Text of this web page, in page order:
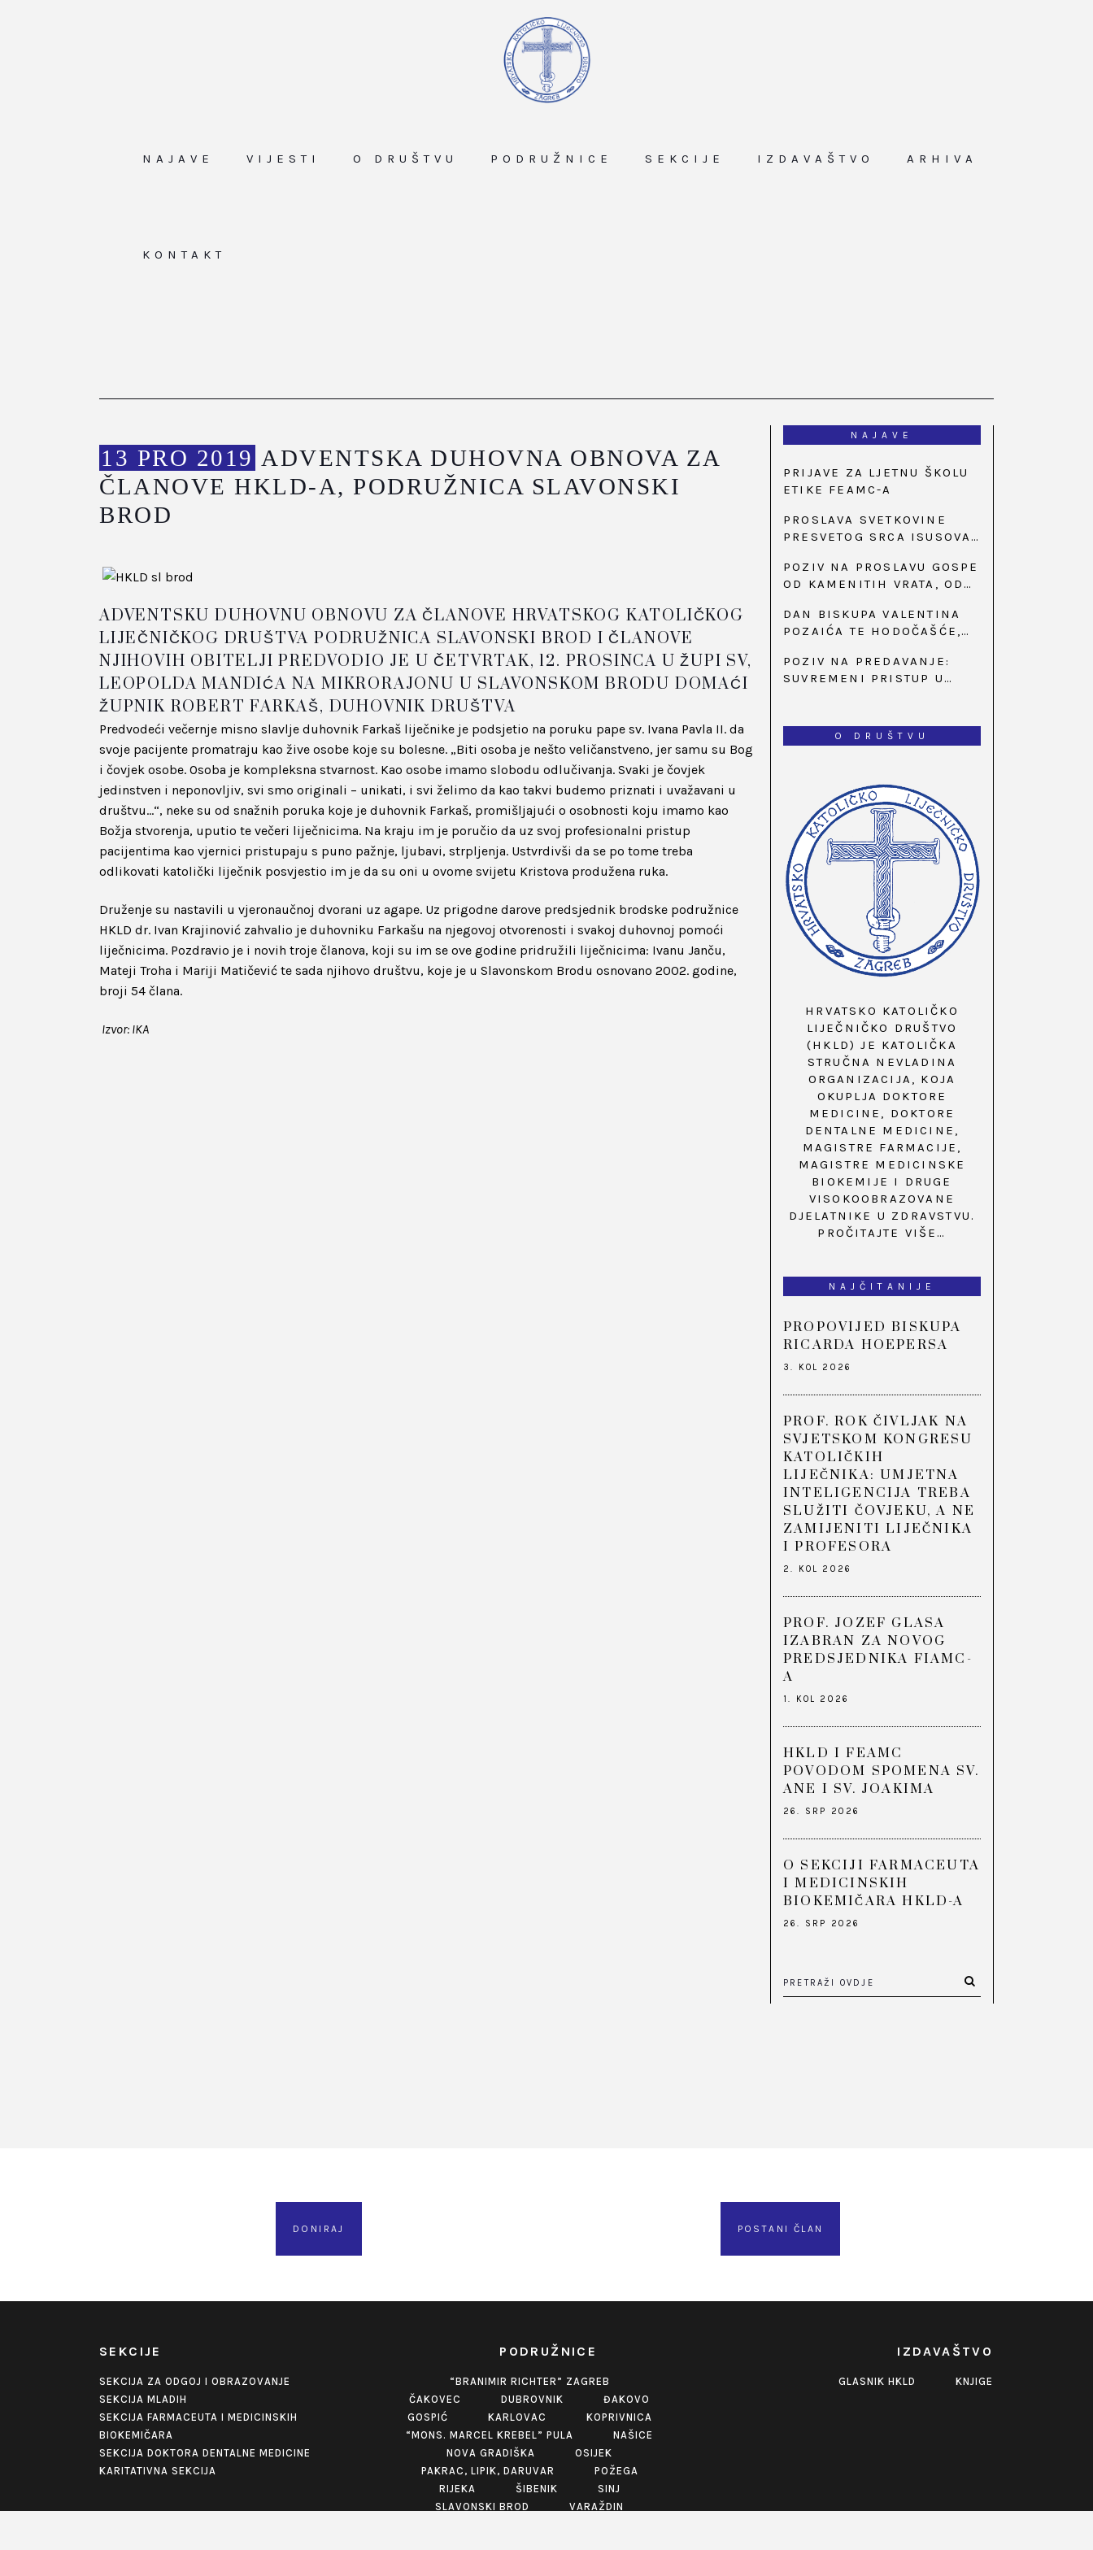
NAJAVE VIJESTI O DRUŠTVU PODRUŽNICE SEKCIJE IZDAVAŠTVO ARHIVA
KONTAKT
13 PRO 2019 ADVENTSKA DUHOVNA OBNOVA ZA
ČLANOVE HKLD-A, PODRUŽNICA SLAVONSKI
BROD
ADVENTSKU DUHOVNU OBNOVU ZA ČLANOVE HRVATSKOG KATOLIČKOG
LIJEČNIČKOG DRUŠTVA PODRUŽNICA SLAVONSKI BROD I ČLANOVE
NJIHOVIH OBITELJI PREDVODIO JE U ČETVRTAK, 12. PROSINCA U ŽUPI SV,
LEOPOLDA MANDIĆA NA MIKRORAJONU U SLAVONSKOM BRODU DOMAĆI
ŽUPNIK ROBERT FARKAŠ, DUHOVNIK DRUŠTVA
Predvodeći večernje misno slavlje duhovnik Farkaš liječnike je podsjetio na poruku pape sv. Ivana Pavla II. da
svoje pacijente promatraju kao žive osobe koje su bolesne. „Biti osoba je nešto veličanstveno, jer samu su Bog
i čovjek osobe. Osoba je kompleksna stvarnost. Kao osobe imamo slobodu odlučivanja. Svaki je čovjek
jedinstven i neponovljiv, svi smo originali – unikati, i svi želimo da kao takvi budemo priznati i uvažavani u
društvu…“, neke su od snažnih poruka koje je duhovnik Farkaš, promišljajući o osobnosti koju imamo kao
Božja stvorenja, uputio te večeri liječnicima. Na kraju im je poručio da uz svoj profesionalni pristup
pacijentima kao vjernici pristupaju s puno pažnje, ljubavi, strpljenja. Ustvrdivši da se po tome treba
odlikovati katolički liječnik posvjestio im je da su oni u ovome svijetu Kristova produžena ruka.
Druženje su nastavili u vjeronaučnoj dvorani uz agape. Uz prigodne darove predsjednik brodske podružnice
HKLD dr. Ivan Krajinović zahvalio je duhovniku Farkašu na njegovoj otvorenosti i svakoj duhovnoj pomoći
liječnicima. Pozdravio je i novih troje članova, koji su im se ove godine pridružili liječnicima: Ivanu Janču,
Mateji Troha i Mariji Matičević te sada njihovo društvu, koje je u Slavonskom Brodu osnovano 2002. godine,
broji 54 člana.
Izvor: IKA
NAJAVE
PRIJAVE ZA LJETNU ŠKOLU
ETIKE FEAMC-A
PROSLAVA SVETKOVINE
PRESVETOG SRCA ISUSOVA
PALMOTIĆEVOJ
POZIV NA PROSLAVU GOSPE
OD KAMENITIH VRATA, OD
DAN BISKUPA VALENTINA
POZAIĆA TE HODOČAŠĆE,
OBLJETNICA OSNIVANJA
HKLD-A, U MARIJI BISTRICI,
POZIV NA PREDAVANJE:
SUVREMENI PRISTUP U
O DRUŠTVU
HRVATSKO KATOLIČKO
LIJEČNIČKO DRUŠTVO
(HKLD) JE KATOLIČKA
STRUČNA NEVLADINA
ORGANIZACIJA, KOJA
OKUPLJA DOKTORE
MEDICINE, DOKTORE
DENTALNE MEDICINE,
MAGISTRE FARMACIJE,
MAGISTRE MEDICINSKE
BIOKEMIJE I DRUGE
VISOKOOBRAZOVANE
DJELATNIKE U ZDRAVSTVU.
PROČITAJTE VIŠE…
NAJČITANIJE
PROPOVIJED BISKUPA
RICARDA HOEPERSA
3. KOL 2026
PROF. ROK ČIVLJAK NA
SVJETSKOM KONGRESU
KATOLIČKIH
LIJEČNIKA: UMJETNA
INTELIGENCIJA TREBA
SLUŽITI ČOVJEKU, A NE
ZAMIJENITI LIJEČNIKA
I PROFESORA
2. KOL 2026
PROF. JOZEF GLASA
IZABRAN ZA NOVOG
PREDSJEDNIKA FIAMC-
A
1. KOL 2026
HKLD I FEAMC
POVODOM SPOMENA SV.
ANE I SV. JOAKIMA
26. SRP 2026
O SEKCIJI FARMACEUTA
I MEDICINSKIH
BIOKEMIČARA HKLD-A
26. SRP 2026
DONIRAJ POSTANI ČLAN
SEKCIJE
SEKCIJA ZA ODGOJ I OBRAZOVANJE
SEKCIJA MLADIH
SEKCIJA FARMACEUTA I MEDICINSKIH
BIOKEMIČARA
SEKCIJA DOKTORA DENTALNE MEDICINE
KARITATIVNA SEKCIJA
PODRUŽNICE
“BRANIMIR RICHTER” ZAGREB
ČAKOVEC
DUBROVNIK
ĐAKOVO
GOSPIĆ
KARLOVAC
KOPRIVNICA
“MONS. MARCEL KREBEL” PULA
NAŠICE
NOVA GRADIŠKA
OSIJEK
PAKRAC, LIPIK, DARUVAR
POŽEGA
RIJEKA
ŠIBENIK
SINJ
SLAVONSKI BROD
VARAŽDIN
IZDAVAŠTVO
GLASNIK HKLD KNJIGE